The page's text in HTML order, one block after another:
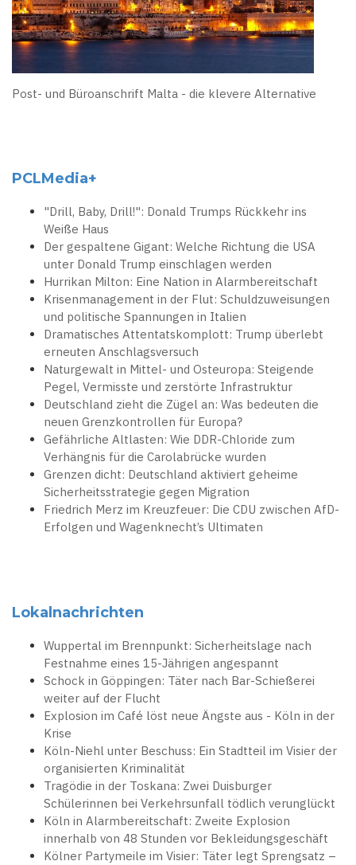
Post- und Büroanschrift Malta - die klevere Alternative
PCLMedia+
"Drill, Baby, Drill!": Donald Trumps Rückkehr ins
Weiße Haus
Der gespaltene Gigant: Welche Richtung die USA
unter Donald Trump einschlagen werden
Hurrikan Milton: Eine Nation in Alarmbereitschaft
Krisenmanagement in der Flut: Schuldzuweisungen
und politische Spannungen in Italien
Dramatisches Attentatskomplott: Trump überlebt
erneuten Anschlagsversuch
Naturgewalt in Mittel- und Osteuropa: Steigende
Pegel, Vermisste und zerstörte Infrastruktur
Deutschland zieht die Zügel an: Was bedeuten die
neuen Grenzkontrollen für Europa?
Gefährliche Altlasten: Wie DDR-Chloride zum
Verhängnis für die Carolabrücke wurden
Grenzen dicht: Deutschland aktiviert geheime
Sicherheitsstrategie gegen Migration
Friedrich Merz im Kreuzfeuer: Die CDU zwischen AfD-
Erfolgen und Wagenknecht’s Ultimaten
Lokalnachrichten
Wuppertal im Brennpunkt: Sicherheitslage nach
Festnahme eines 15-Jährigen angespannt
Schock in Göppingen: Täter nach Bar-Schießerei
weiter auf der Flucht
Explosion im Café löst neue Ängste aus - Köln in der
Krise
Köln-Niehl unter Beschuss: Ein Stadtteil im Visier der
organisierten Kriminalität
Tragödie in der Toskana: Zwei Duisburger
Schülerinnen bei Verkehrsunfall tödlich verunglückt
Köln in Alarmbereitschaft: Zweite Explosion
innerhalb von 48 Stunden vor Bekleidungsgeschäft
Kölner Partymeile im Visier: Täter legt Sprengsatz –